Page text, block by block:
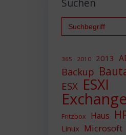
Suchen
Search
for:
365 2010 2013
Backup
ESX ESXI
Fritzbox Haus
Linux Microsoft